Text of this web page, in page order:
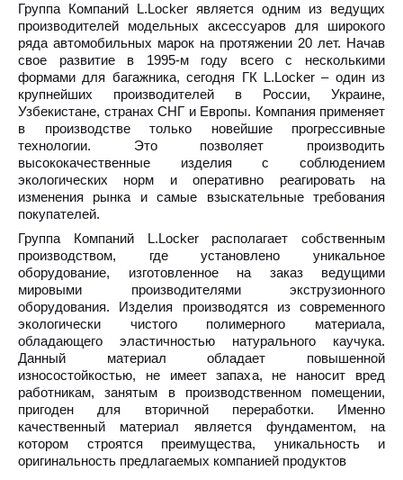
Группа Компаний L.Locker является одним из ведущих
производителей модельных аксессуаров для широкого
ряда автомобильных марок на протяжении 20 лет. Начав
свое развитие в 1995-м году всего с несколькими
формами для багажника, сегодня ГК L.Locker – один из
крупнейших производителей в России, Украине,
Узбекистане, странах СНГ и Европы. Компания применяет
в производстве только новейшие прогрессивные
технологии. Это позволяет производить
высококачественные изделия с соблюдением
экологических норм и оперативно реагировать на
изменения рынка и самые взыскательные требования
покупателей.
Группа Компаний L.Locker располагает собственным
производством, где установлено уникальное
оборудование, изготовленное на заказ ведущими
мировыми производителями экструзионного
оборудования. Изделия производятся из современного
экологически чистого полимерного материала,
обладающего эластичностью натурального каучука.
Данный материал обладает повышенной
износостойкостью, не имеет запаха, не наносит вред
работникам, занятым в производственном помещении,
пригоден для вторичной переработки. Именно
качественный материал является фундаментом, на
котором строятся преимущества, уникальность и
оригинальность предлагаемых компанией продуктов